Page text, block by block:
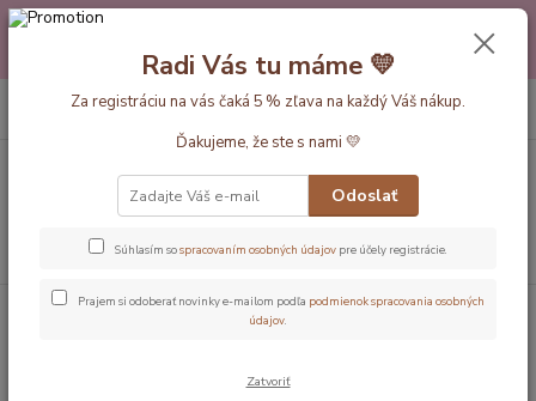
Máte nejakú otázku alebo váhate s výberom? Neváhajte a zavolajte
pokojne aj večer alebo cez víkend. Sme tu pre Vás.💛 Petra a babička
Monička
EUR
Hľadať
+420 777 610 855
Dĺžka vaku 80cm
Džungle MUŠELÍNOVÝ 0.5Tog EXTRA TENKÝ
LETNÝ spací vak s nohavičkami 80cm
Džungle MUŠELÍNOVÝ 0.5Tog
Radi Vás tu máme 💛
Za registráciu na vás čaká 5 % zľava na každý Váš nákup.
Ďakujeme, že ste s nami 💛
Odoslať
Súhlasím sospracovaním osobných údajov pre účely registrácie.
Prajem si odoberať novinky e-mailom podľa podmienok spracovania osobných
údajov.
Zatvoriť